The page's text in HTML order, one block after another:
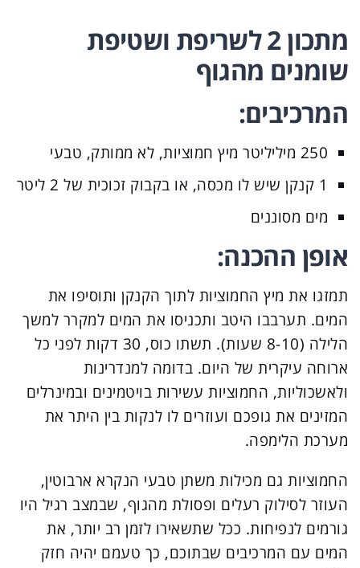
מתכון 2 לשריפת ושטיפת
שומנים מהגוף
המרכיבים:
250 מיליליטר מיץ חמוציות, לא ממותק, טבעי
1 קנקן שיש לו מכסה, או בקבוק זכוכית של 2 ליטר
מים מסוננים
אופן ההכנה:
תמזגו את מיץ החמוציות לתוך הקנקן ותוסיפו את
המים. תערבבו היטב ותכניסו את המים למקרר למשך
הלילה (8-10 שעות). תשתו כוס, 30 דקות לפני כל
ארוחה עיקרית של היום. בדומה למנדרינות
ולאשכוליות, החמוציות עשירות בויטמינים ובמינרלים
המזינים את גופכם ועוזרים לו לנקות בין היתר את
מערכת הלימפה.
החמוציות גם מכילות משתן טבעי הנקרא ארבוטין,
העוזר לסילוק רעלים ופסולת מהגוף, שבמצב רגיל היו
גורמים לנפיחות. ככל שתשאירו לזמן רב יותר, את
המים עם המרכיבים שבתוכם, כך טעמם יהיה חזק